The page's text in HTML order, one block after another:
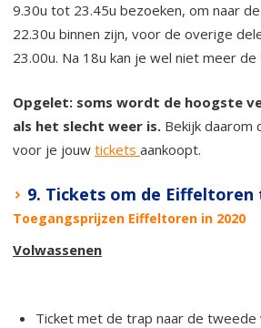
9.30u tot 23.45u bezoeken, om naar
22.30u binnen zijn, voor de overige
23.00u. Na 18u kan je wel niet meer
Opgelet: soms wordt de hoogste
als het slecht weer is. Bekijk daarom
voor je jouw tickets aankoopt.
9. Tickets om de Eiffeltoren
Toegangsprijzen Eiffeltoren in 2020
Volwassenen
Ticket met de trap naar de tweede